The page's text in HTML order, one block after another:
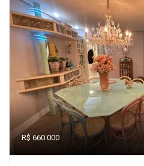
R$ 660.000